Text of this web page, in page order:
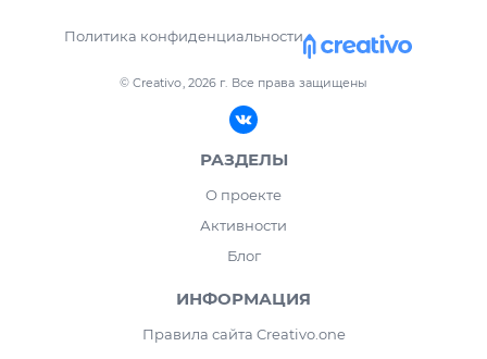
© Creativo, 2026 г. Все права защищены
Политика конфиденциальности
РАЗДЕЛЫ
О проекте
Активности
Блог
ИНФОРМАЦИЯ
Правила сайта Creativo.one